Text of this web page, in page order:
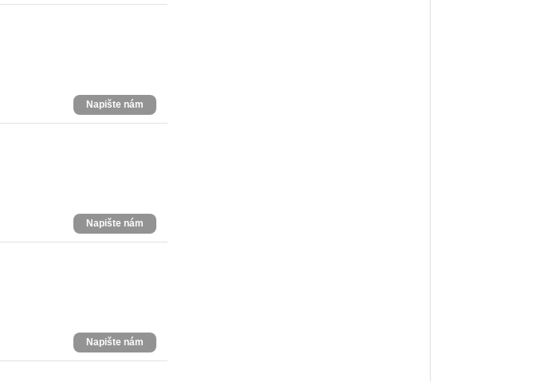
Napište nám
Napište nám
Napište nám